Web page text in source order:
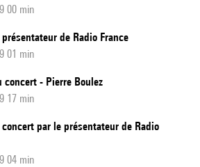
00 min
de Radio France
01 min
concert - Pierre Boulez
17 min
par le présentateur de Radio
04 min